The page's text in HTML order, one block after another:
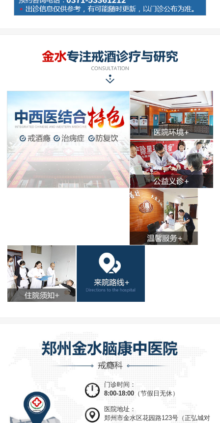
门诊时间：
8:00-18:00 （节假日无休）
医院地址：
郑州市金水区花园路123号（正弘城对